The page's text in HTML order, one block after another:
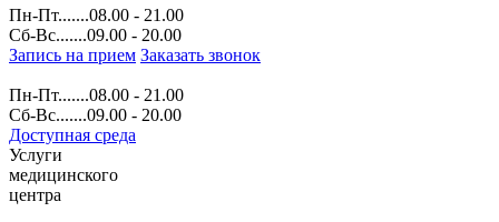
Пн-Пт.......08.00 - 21.00
Сб-Вс.......09.00 - 20.00
Запись на прием Заказать звонок
Пн-Пт.......08.00 - 21.00
Сб-Вс.......09.00 - 20.00
Доступная среда
Услуги
медицинского
центра